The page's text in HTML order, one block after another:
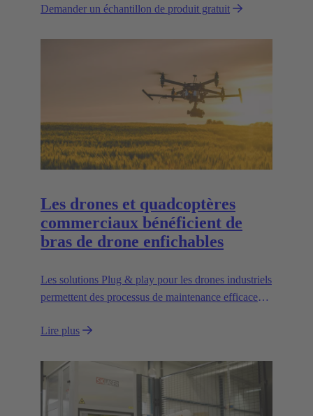
confiance HARTING présente le premier
Demander un échantillon de produit gratuit
Les drones et quadcoptères
commerciaux bénéficient de
bras de drone enfichables
Les solutions Plug & play pour les drones industriels
permettent des processus de maintenance efficaces,
évolutivité, par exemple pour le transport de charges
Lire plus